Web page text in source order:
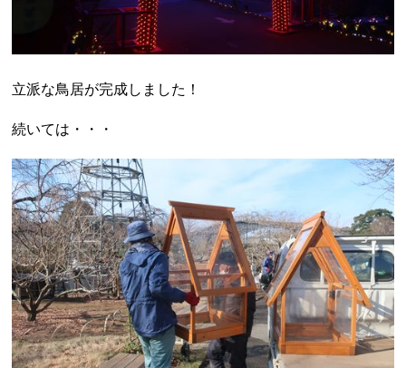
立派な鳥居が完成しました！
続いては・・・